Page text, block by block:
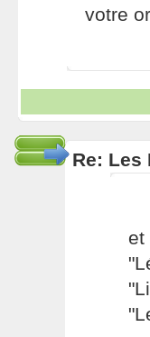
votre
Re: Les
et